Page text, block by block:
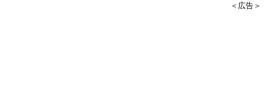
＜広告＞